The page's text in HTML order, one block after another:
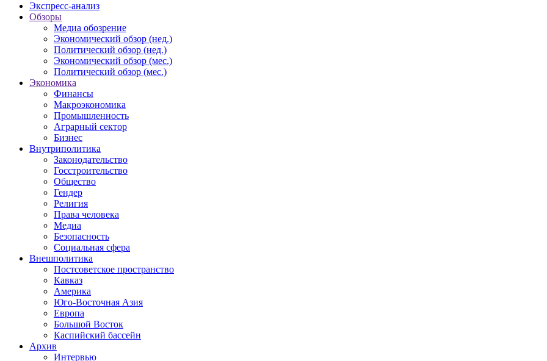
Экспресс-анализ
Обзоры
Медиа обозрение
Экономический обзор (нед.)
Политический обзор (нед.)
Экономический обзор (мес.)
Политический обзор (мес.)
Экономика
Финансы
Макроэкономика
Промышленность
Аграрный сектор
Бизнес
Внутриполитика
Законодательство
Госстроительство
Общество
Гендер
Религия
Права человека
Медиа
Безопасность
Социальная сфера
Внешполитика
Постсоветское пространство
Кавказ
Америка
Юго-Восточная Азия
Европа
Большой Восток
Каспийский бассейн
Архив
Интервью